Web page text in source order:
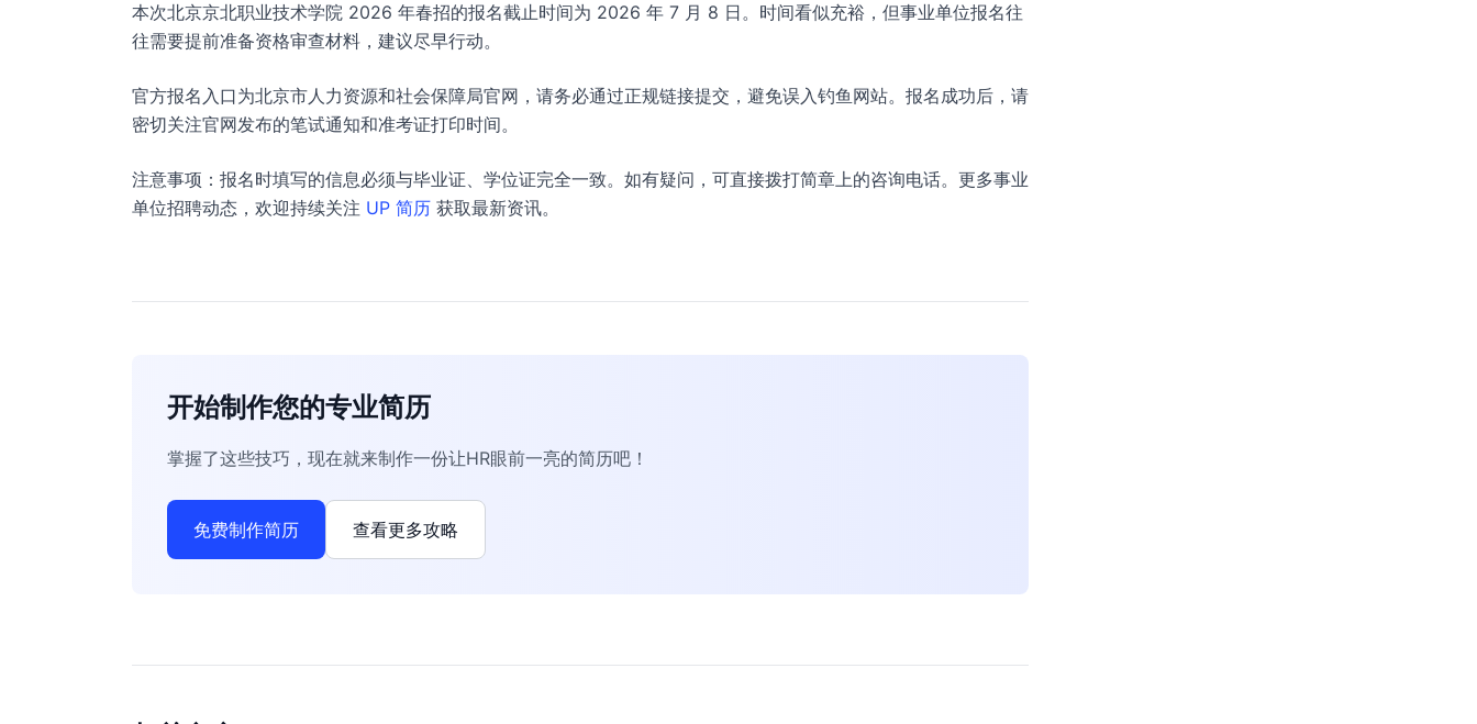
本次北京京北职业技术学院 2026 年春招的报名截止时间为 2026 年 7 月 8 日。时间看似充裕，但事业单位报名往
往需要提前准备资格审查材料，建议尽早行动。
官方报名入口为北京市人力资源和社会保障局官网，请务必通过正规链接提交，避免误入钓鱼网站。报名成功后，请
密切关注官网发布的笔试通知和准考证打印时间。
注意事项：报名时填写的信息必须与毕业证、学位证完全一致。如有疑问，可直接拨打简章上的咨询电话。更多事业
单位招聘动态，欢迎持续关注 UP 简历 获取最新资讯。
开始制作您的专业简历
掌握了这些技巧，现在就来制作一份让HR眼前一亮的简历吧！
免费制作简历 查看更多攻略